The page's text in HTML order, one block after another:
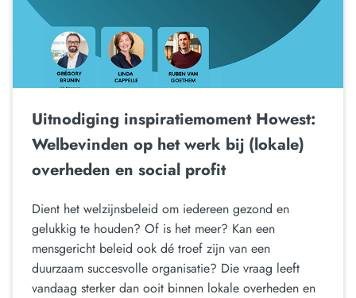
Uitnodiging inspiratiemoment Howest:
Welbevinden op het werk bij (lokale)
overheden en social profit
Dient het welzijnsbeleid om iedereen gezond en
gelukkig te houden? Of is het meer? Kan een
mensgericht beleid ook dé troef zijn van een
duurzaam succesvolle organisatie? Die vraag leeft
vandaag sterker dan ooit binnen lokale overheden en